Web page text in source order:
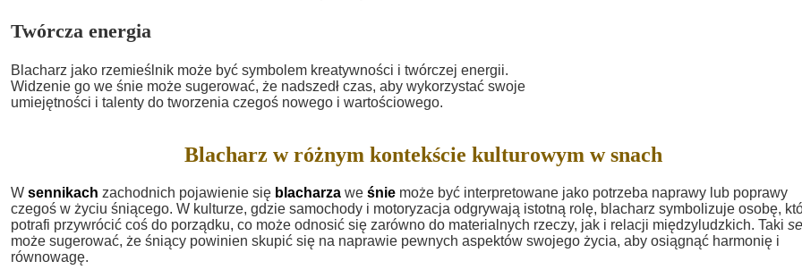
Twórcza energia
Blacharz jako rzemieślnik może być symbolem kreatywności i twórczej energii.
Widzenie go we śnie może sugerować, że nadszedł czas, aby wykorzystać swoje
umiejętności i talenty do tworzenia czegoś nowego i wartościowego.
Blacharz w różnym kontekście kulturowym w snach
W sennikach zachodnich pojawienie się blacharza we śnie może być interpretowane jako potrzeba naprawy lub poprawy
czegoś w życiu śniącego. W kulturze, gdzie samochody i motoryzacja odgrywają istotną rolę, blacharz symbolizuje osobę,
potrafi przywrócić coś do porządku, co może odnosić się zarówno do materialnych rzeczy, jak i relacji międzyludzkich. Taki
może sugerować, że śniący powinien skupić się na naprawie pewnych aspektów swojego życia, aby osiągnąć harmonię i
równowagę.